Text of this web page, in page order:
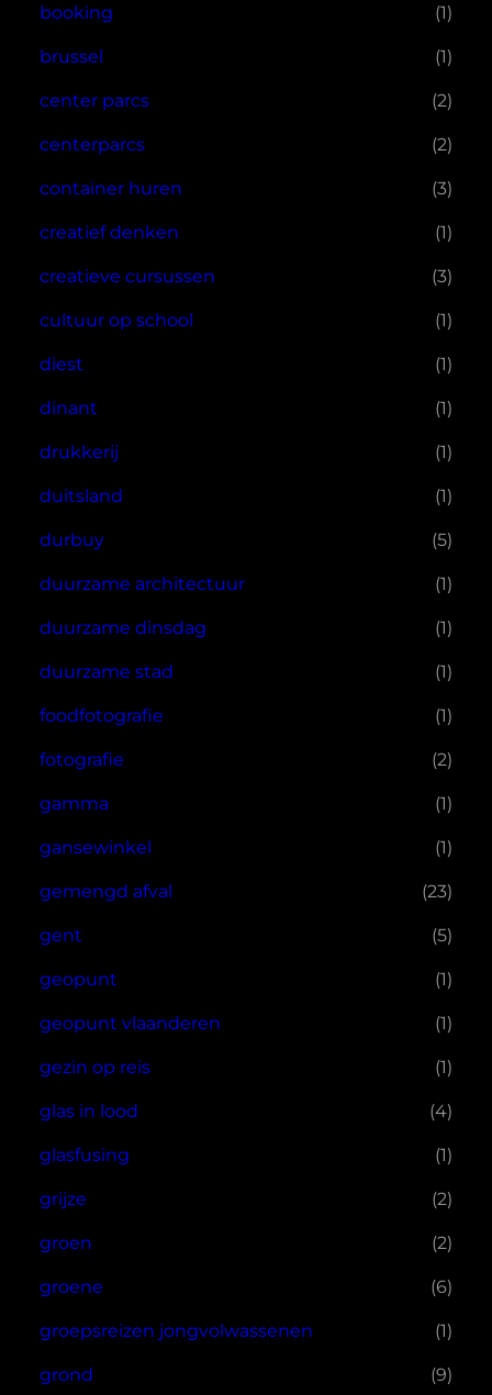
booking (1)
brussel (1)
center parcs (2)
centerparcs (2)
container huren (3)
creatief denken (1)
creatieve cursussen (3)
cultuur op school (1)
diest (1)
dinant (1)
drukkerij (1)
duitsland (1)
durbuy (5)
duurzame architectuur (1)
duurzame dinsdag (1)
duurzame stad (1)
foodfotografie (1)
fotografie (2)
gamma (1)
gansewinkel (1)
gemengd afval (23)
gent (5)
geopunt (1)
geopunt vlaanderen (1)
gezin op reis (1)
glas in lood (4)
glasfusing (1)
grijze (2)
groen (2)
groene (6)
groepsreizen jongvolwassenen (1)
grond (9)